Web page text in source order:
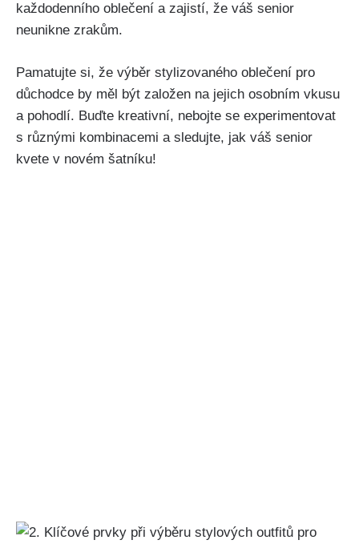
každodenního oblečení ​a zajistí, že váš senior
neunikne zrakům.
Pamatujte si, že ⁣výběr stylizovaného oblečení pro
důchodce by měl​ být založen‍ na ⁣jejich‌ osobním vkusu‌
a pohodlí. Buďte kreativní,⁤ nebojte se experimentovat
s různými kombinacemi‌ a sledujte, jak váš ‌senior
kvete v novém šatníku!